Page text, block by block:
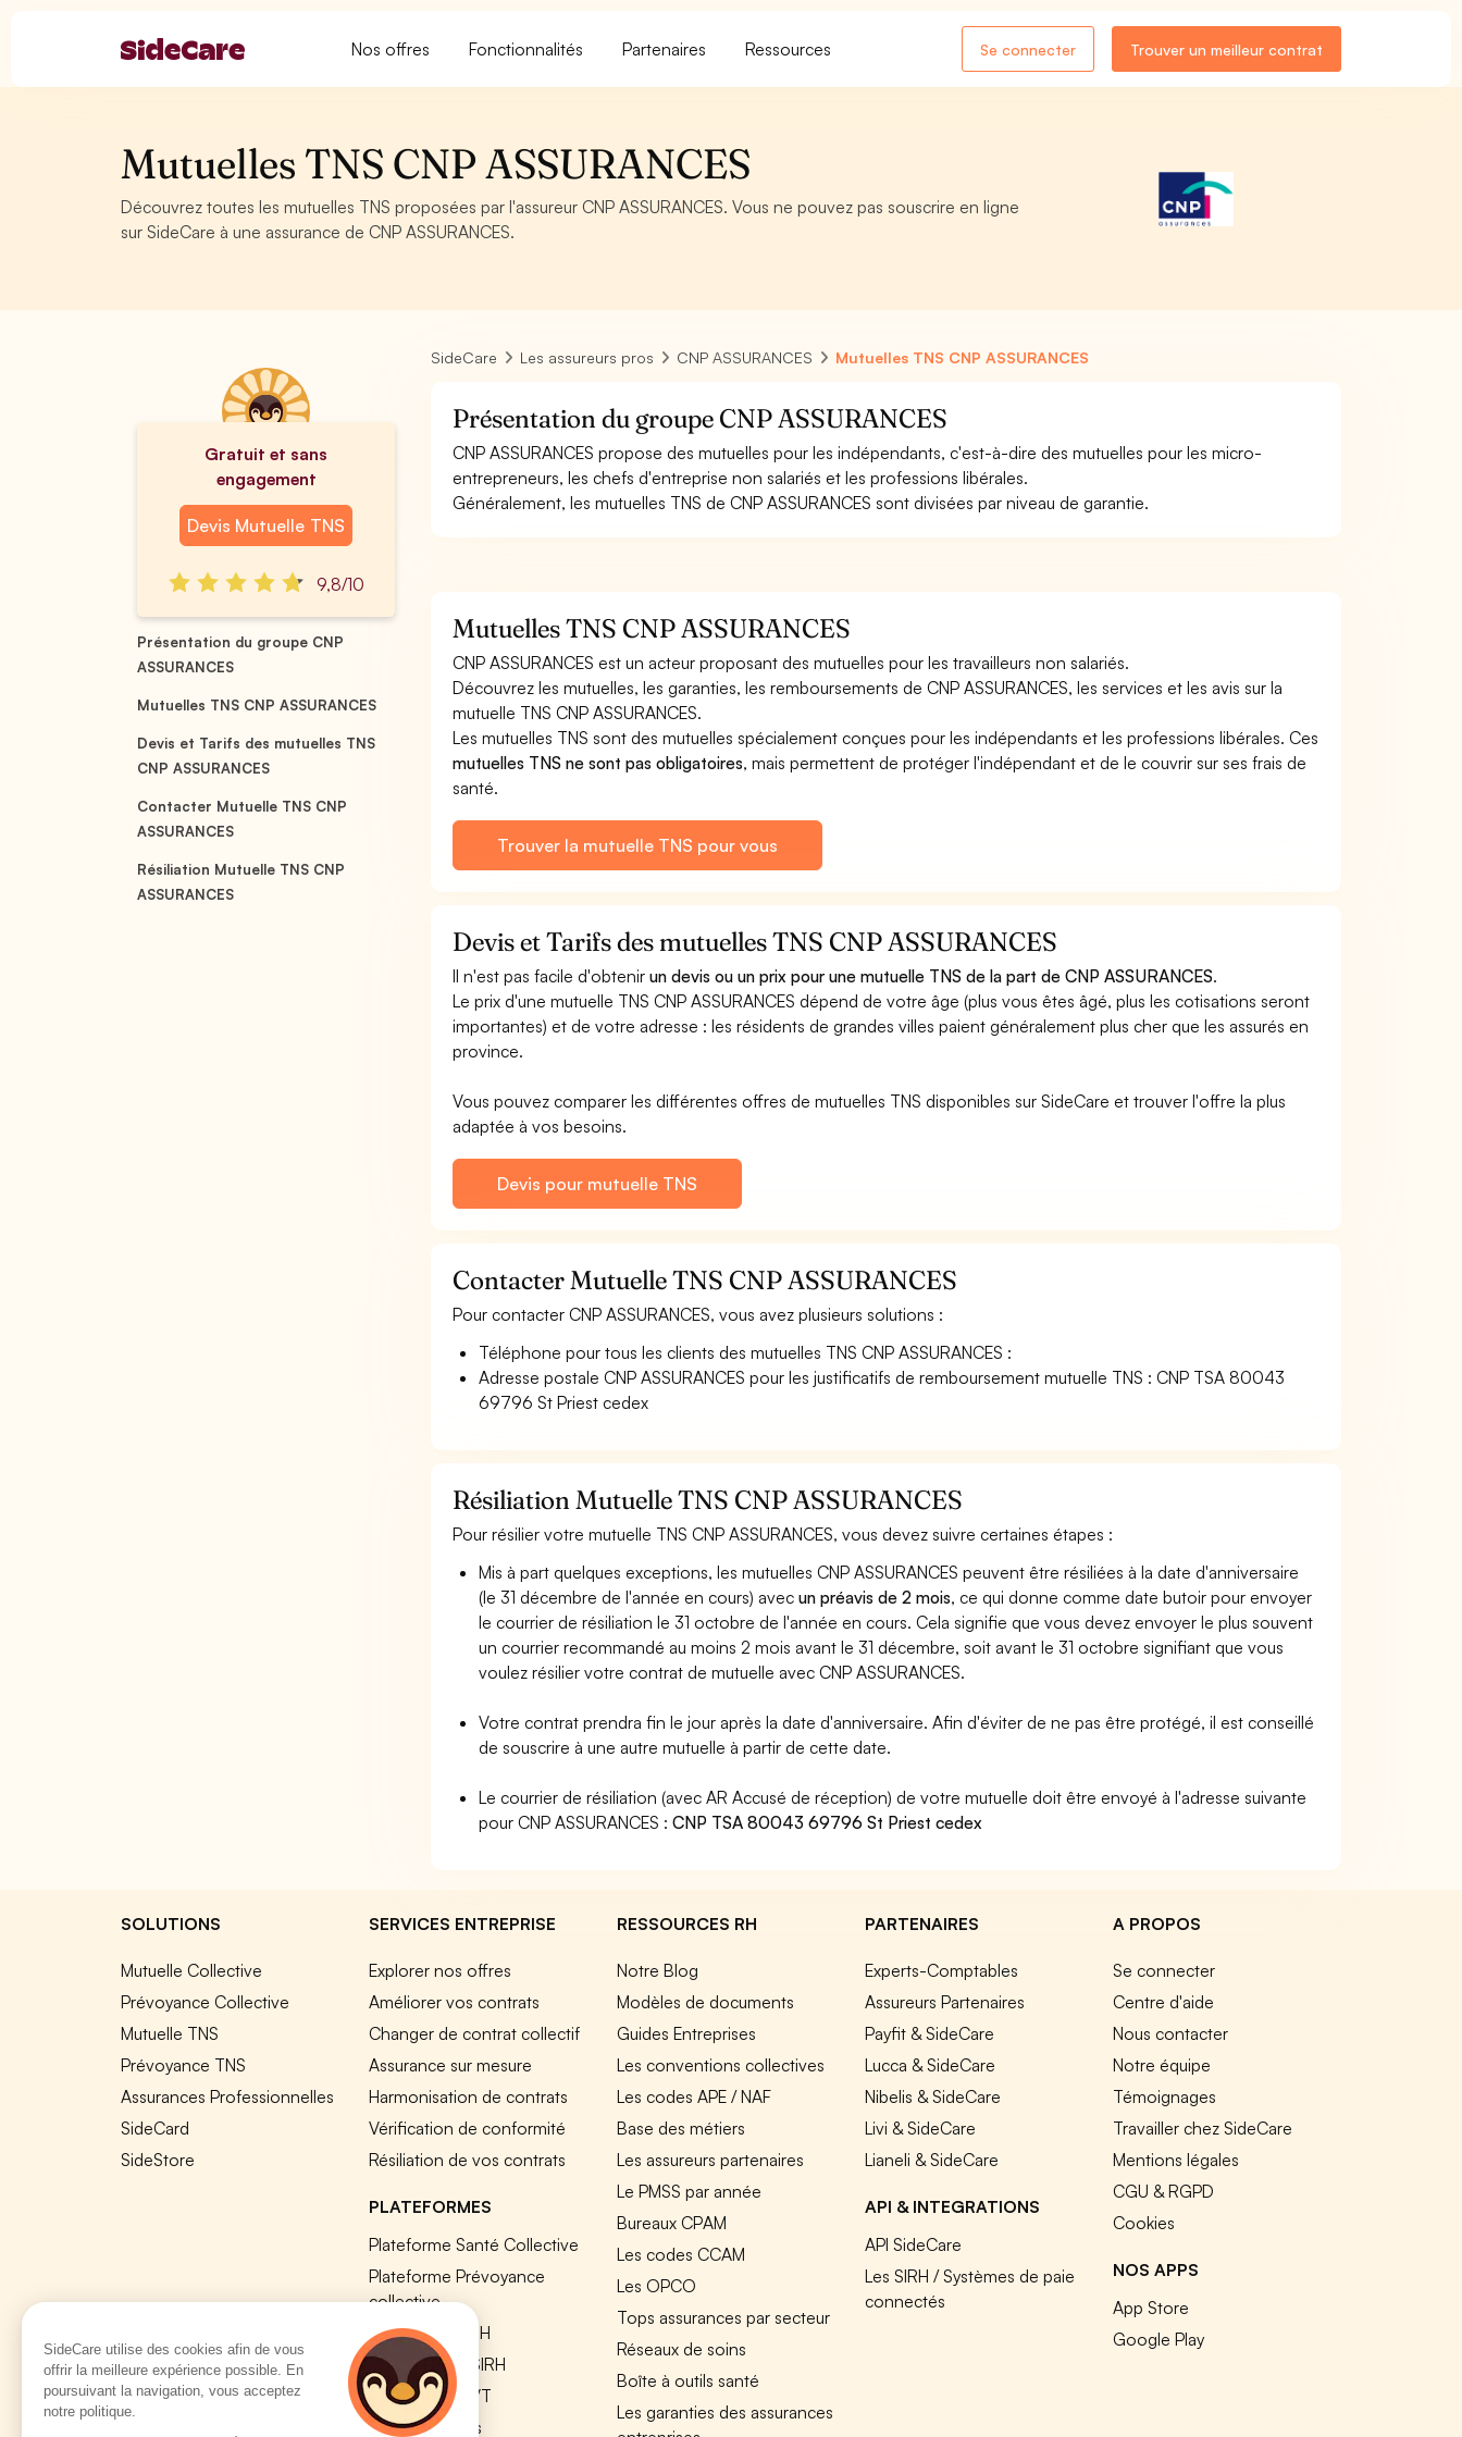
Nos offres Fonctionnalités Partenaires Ressources Se connecter Trouver un meilleur contrat
Mutuelles TNS CNP ASSURANCES
Découvrez toutes les mutuelles TNS proposées par l'assureur CNP ASSURANCES. Vous ne pouvez pas souscrire en ligne
sur SideCare à une assurance de CNP ASSURANCES.
Gratuit et sans
engagement
Devis Mutuelle TNS
9,8/10
Présentation du groupe CNP
ASSURANCES
Mutuelles TNS CNP ASSURANCES
Devis et Tarifs des mutuelles TNS
CNP ASSURANCES
Contacter Mutuelle TNS CNP
ASSURANCES
Résiliation Mutuelle TNS CNP
ASSURANCES
SideCare Les assureurs pros CNP ASSURANCES Mutuelles TNS CNP ASSURANCES
Présentation du groupe CNP ASSURANCES
CNP ASSURANCES propose des mutuelles pour les indépendants, c'est-à-dire des mutuelles pour les micro-
entrepreneurs, les chefs d'entreprise non salariés et les professions libérales.
Généralement, les mutuelles TNS de CNP ASSURANCES sont divisées par niveau de garantie.
Mutuelles TNS CNP ASSURANCES
CNP ASSURANCES est un acteur proposant des mutuelles pour les travailleurs non salariés.
Découvrez les mutuelles, les garanties, les remboursements de CNP ASSURANCES, les services et les avis sur la
mutuelle TNS CNP ASSURANCES.
Les mutuelles TNS sont des mutuelles spécialement conçues pour les indépendants et les professions libérales. Ces
mutuelles TNS ne sont pas obligatoires, mais permettent de protéger l'indépendant et de le couvrir sur ses frais de
santé.
Trouver la mutuelle TNS pour vous
Devis et Tarifs des mutuelles TNS CNP ASSURANCES
Il n'est pas facile d'obtenirun devis ou un prix pour une mutuelle TNS de la part de CNP ASSURANCES.
Le prix d'une mutuelle TNS CNP ASSURANCES dépend de votre âge (plus vous êtes âgé, plus les cotisations seront
importantes) et de votre adresse : les résidents de grandes villes paient généralement plus cher que les assurés en
province.
Vous pouvez comparer les différentes offres de mutuelles TNS disponibles sur SideCare et trouver l'offre la plus
adaptée à vos besoins.
Devis pour mutuelle TNS
Contacter Mutuelle TNS CNP ASSURANCES
Pour contacter CNP ASSURANCES, vous avez plusieurs solutions :
Téléphone pour tous les clients des mutuelles TNS CNP ASSURANCES :
Adresse postale CNP ASSURANCES pour les justificatifs de remboursement mutuelle TNS : CNP TSA 80043
69796 St Priest cedex
Résiliation Mutuelle TNS CNP ASSURANCES
Pour résilier votre mutuelle TNS CNP ASSURANCES, vous devez suivre certaines étapes :
Mis à part quelques exceptions, les mutuelles CNP ASSURANCES peuvent être résiliées à la date d'anniversaire
(le 31 décembre de l'année en cours) avecun préavis de 2 mois, ce qui donne comme date butoir pour envoyer
le courrier de résiliation le 31 octobre de l'année en cours. Cela signifie que vous devez envoyer le plus souvent
un courrier recommandé au moins 2 mois avant le 31 décembre, soit avant le 31 octobre signifiant que vous
voulez résilier votre contrat de mutuelle avec CNP ASSURANCES.
Votre contrat prendra fin le jour après la date d'anniversaire. Afin d'éviter de ne pas être protégé, il est conseillé
de souscrire à une autre mutuelle à partir de cette date.
Le courrier de résiliation (avec AR Accusé de réception) de votre mutuelle doit être envoyé à l'adresse suivante
pour CNP ASSURANCES :CNP TSA 80043 69796 St Priest cedex
SOLUTIONS
Mutuelle Collective
Prévoyance Collective
Mutuelle TNS
Prévoyance TNS
Assurances Professionnelles
SideCard
SideStore
SERVICES ENTREPRISE
Explorer nos offres
Améliorer vos contrats
Changer de contrat collectif
Assurance sur mesure
Harmonisation de contrats
Vérification de conformité
Résiliation de vos contrats
PLATEFORMES
Plateforme Santé Collective
Plateforme Prévoyance
collective
Plateforme SIRH
Nos modules SIRH
Plateforme QVT
Tous nos outils
RESSOURCES RH
Notre Blog
Modèles de documents
Guides Entreprises
Les conventions collectives
Les codes APE / NAF
Base des métiers
Les assureurs partenaires
Le PMSS par année
Bureaux CPAM
Les codes CCAM
Les OPCO
Tops assurances par secteur
Réseaux de soins
Boîte à outils santé
Les garanties des assurances
PARTENAIRES
Experts-Comptables
Assureurs Partenaires
Payfit & SideCare
Lucca & SideCare
Nibelis & SideCare
Livi & SideCare
Lianeli & SideCare
API & INTEGRATIONS
API SideCare
Les SIRH / Systèmes de paie
connectés
A PROPOS
Se connecter
Centre d'aide
Nous contacter
Notre équipe
Témoignages
Travailler chez SideCare
Mentions légales
CGU & RGPD
Cookies
NOS APPS
App Store
Google Play
SideCare utilise des cookies afin de vous
offrir la meilleure expérience possible. En
poursuivant la navigation, vous acceptez
notre politique.